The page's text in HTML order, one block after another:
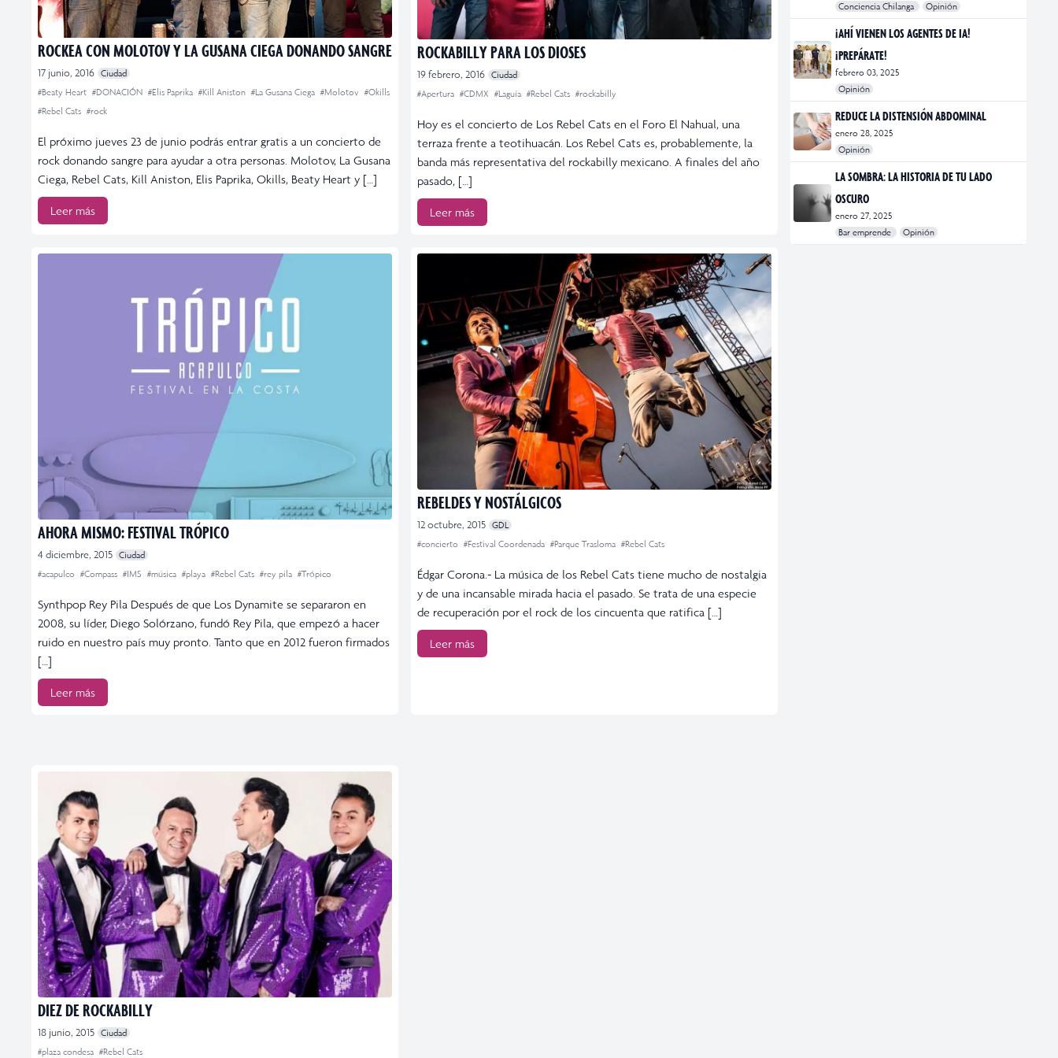
ROCKEA CON MOLOTOV Y LA GUSANA CIEGA DONANDO SANGRE
17 junio, 2016 Ciudad
#Beaty Heart #DONACIÓN #Elis Paprika #Kill Aniston #La Gusana Ciega #Molotov #Okills
#Rebel Cats #rock
El próximo jueves 23 de junio podrás entrar gratis a un concierto de
rock donando sangre para ayudar a otra personas. Molotov, La Gusana
Ciega, Rebel Cats, Kill Aniston, Elis Paprika, Okills, Beaty Heart y […]
Leer más
ROCKABILLY PARA LOS DIOSES
19 febrero, 2016 Ciudad
#Apertura #CDMX #Laguía #Rebel Cats #rockabilly
Hoy es el concierto de Los Rebel Cats en el Foro El Nahual, una
terraza frente a teotihuacán. Los Rebel Cats es, probablemente, la
banda más representativa del rockabilly mexicano. A finales del año
pasado, […]
Leer más
AHORA MISMO: FESTIVAL TRÓPICO
4 diciembre, 2015 Ciudad
#acapulco #Compass #IMS #música #playa #Rebel Cats #rey pila #Trópico
Synthpop Rey Pila Después de que Los Dynamite se separaron en
2008, su líder, Diego Solórzano, fundó Rey Pila, que empezó a hacer
ruido en nuestro país muy pronto. Tanto que en 2012 fueron firmados
[…]
Leer más
REBELDES Y NOSTÁLGICOS
12 octubre, 2015 GDL
#concierto #Festival Coordenada #Parque Trasloma #Rebel Cats
Édgar Corona.- La música de los Rebel Cats tiene mucho de nostalgia
y de una incansable mirada hacia el pasado. Se trata de una especie
de recuperación por el rock de los cincuenta que ratifica […]
Leer más
DIEZ DE ROCKABILLY
18 junio, 2015 Ciudad
#plaza condesa #Rebel Cats
Conciencia Chilanga
Opinión
#bienestar
#Opinión
#Principal
¡AHÍ VIENEN LOS AGENTES DE IA!
¡PREPÁRATE!
febrero 03, 2025
Opinión
#Bar Emprende
#Opinión
#Principal
REDUCE LA DISTENSIÓN ABDOMINAL
enero 28, 2025
Opinión
#bienestar
#Opinión
#Principal
#Salud
LA SOMBRA: LA HISTORIA DE TU LADO
OSCURO
enero 27, 2025
Bar emprende
Opinión
#Bar Emprende
#CDMX
#marketing